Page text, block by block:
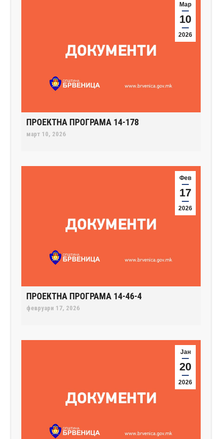
Мар
10
2026
ПРОЕКТНА ПРОГРАМА 14-178
март 10, 2026
Фев
17
2026
ПРОЕКТНА ПРОГРАМА 14-46-4
февруари 17, 2026
Јан
20
2026